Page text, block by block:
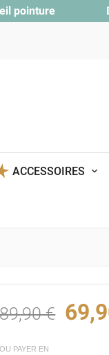
pointure
ACCESSOIRES
89,90 €
OU PAYER EN